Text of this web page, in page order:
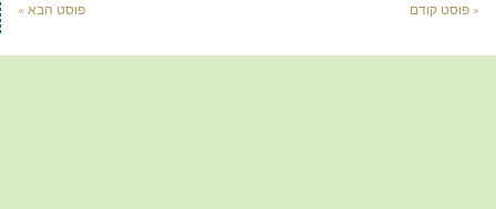
« פוסט קודם פוסט הבא »